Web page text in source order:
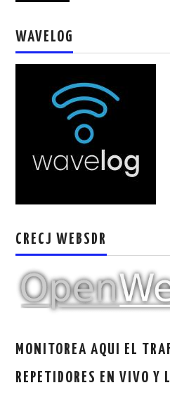
W5WIN
WAVELOG
AUTENTIFICACIÓN DE MIEMBROS
MUMLA APP ( MUY FÁCIL )
WAVELOG
CRECJ WEBSDR
MONITOREA AQUI EL
REPETIDORES EN VIVO Y